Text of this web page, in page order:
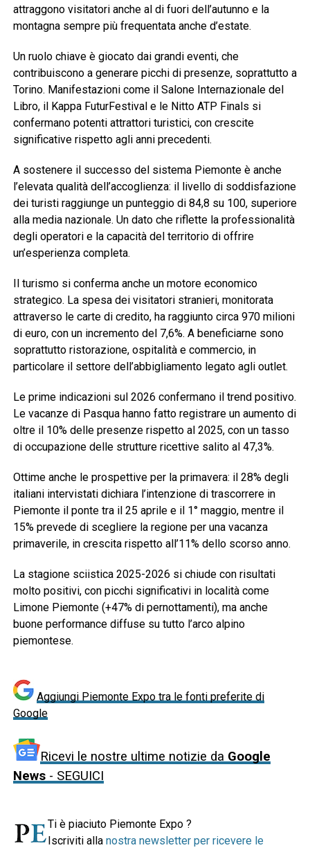
attraggono visitatori anche al di fuori dell’autunno e la
montagna sempre più frequentata anche d’estate.
Un ruolo chiave è giocato dai grandi eventi, che
contribuiscono a generare picchi di presenze, soprattutto a
Torino. Manifestazioni come il Salone Internazionale del
Libro, il Kappa FuturFestival e le Nitto ATP Finals si
confermano potenti attrattori turistici, con crescite
significative rispetto agli anni precedenti.
A sostenere il successo del sistema Piemonte è anche
l’elevata qualità dell’accoglienza: il livello di soddisfazione
dei turisti raggiunge un punteggio di 84,8 su 100, superiore
alla media nazionale. Un dato che riflette la professionalità
degli operatori e la capacità del territorio di offrire
un’esperienza completa.
Il turismo si conferma anche un motore economico
strategico. La spesa dei visitatori stranieri, monitorata
attraverso le carte di credito, ha raggiunto circa 970 milioni
di euro, con un incremento del 7,6%. A beneficiarne sono
soprattutto ristorazione, ospitalità e commercio, in
particolare il settore dell’abbigliamento legato agli outlet.
Le prime indicazioni sul 2026 confermano il trend positivo.
Le vacanze di Pasqua hanno fatto registrare un aumento di
oltre il 10% delle presenze rispetto al 2025, con un tasso
di occupazione delle strutture ricettive salito al 47,3%.
Ottime anche le prospettive per la primavera: il 28% degli
italiani intervistati dichiara l’intenzione di trascorrere in
Piemonte il ponte tra il 25 aprile e il 1° maggio, mentre il
15% prevede di scegliere la regione per una vacanza
primaverile, in crescita rispetto all’11% dello scorso anno.
La stagione sciistica 2025-2026 si chiude con risultati
molto positivi, con picchi significativi in località come
Limone Piemonte (+47% di pernottamenti), ma anche
buone performance diffuse su tutto l’arco alpino
piemontese.
Aggiungi Piemonte Expo tra le fonti preferite di
Google
Ricevi le nostre ultime notizie da Google
News- SEGUICI
Ti è piaciuto Piemonte Expo ?
Iscriviti alla nostra newsletter per ricevere le